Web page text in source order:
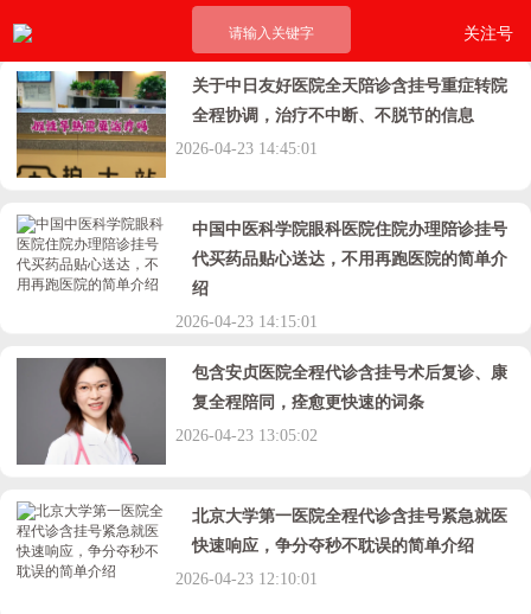
请输入关键字 关注号
关于中日友好医院全天陪诊含挂号重症转院
全程协调，治疗不中断、不脱节的信息
2026-04-23 14:45:01
中国中医科学院眼科医院住院办理陪诊挂号
代买药品贴心送达，不用再跑医院的简单介
绍
2026-04-23 14:15:01
包含安贞医院全程代诊含挂号术后复诊、康
复全程陪同，痊愈更快速的词条
2026-04-23 13:05:02
北京大学第一医院全程代诊含挂号紧急就医
快速响应，争分夺秒不耽误的简单介绍
2026-04-23 12:10:01